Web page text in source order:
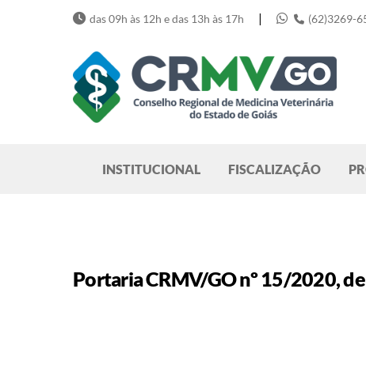
das 09h às 12h e das 13h às 17h | (62)3269-
INSTITUCIONAL FISCALIZAÇÃO
Portaria CRMV/GO nº 15/2020,